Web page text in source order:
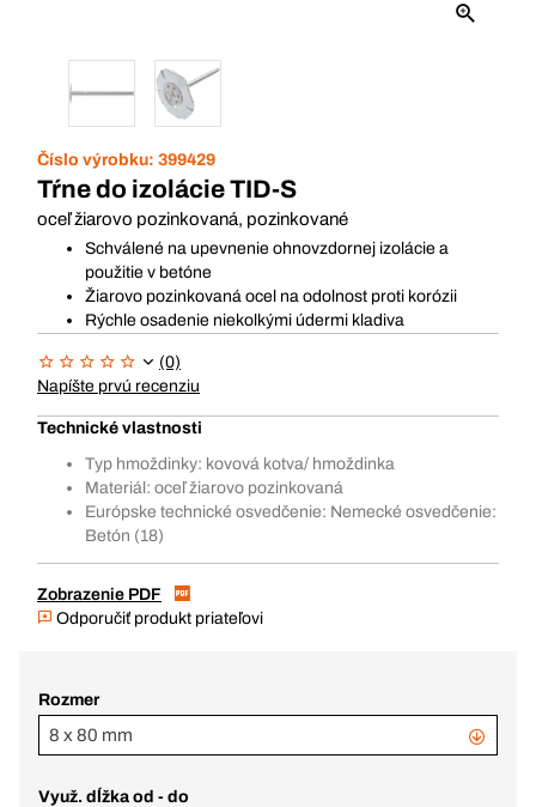
Číslo výrobku: 399429
Tŕne do izolácie TID-S
oceľ žiarovo pozinkovaná, pozinkované
Schválené na upevnenie ohnovzdornej izolácie a
použitie v betóne
Žiarovo pozinkovaná ocel na odolnost proti korózii
Rýchle osadenie niekolkými údermi kladiva
(0)
Napíšte prvú recenziu
Technické vlastnosti
Typ hmoždinky: kovová kotva/ hmoždinka
Materiál: oceľ žiarovo pozinkovaná
Európske technické osvedčenie: Nemecké osvedčenie:
Betón (18)
Zobrazenie PDF
Odporučiť produkt priateľovi
Rozmer
8 x 80 mm
Využ. dĺžka od - do